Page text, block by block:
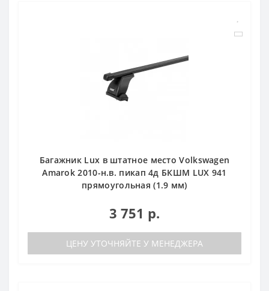
Багажник Lux в штатное место Volkswagen
Amarok 2010-н.в. пикап 4д БКШМ LUX 941
прямоугольная (1.9 мм)
3 751 р.
ЦЕНУ УТОЧНЯЙТЕ У МЕНЕДЖЕРА